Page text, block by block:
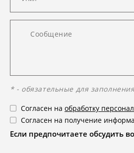
* - обязательные для
Согласен на обработку
Согласен на получение
Если предпочитаете обсудить